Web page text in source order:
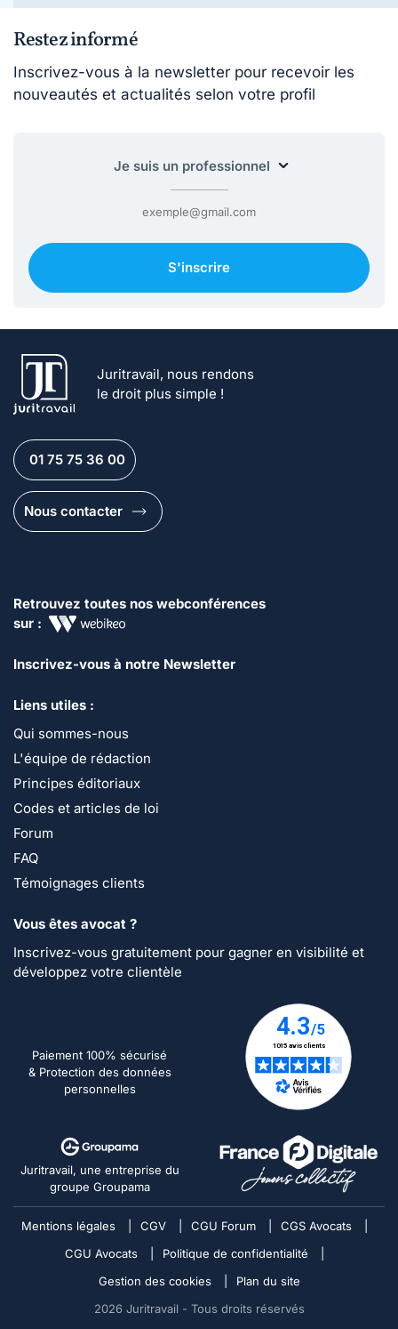
Restez informé
Inscrivez-vous à la newsletter pour recevoir les
nouveautés et actualités selon votre profil
S'inscrire
Juritravail, nous rendons
le droit plus simple !
01 75 75 36 00
Nous contacter
Retrouvez toutes nos webconférences
sur :
Inscrivez-vous à notre Newsletter
Liens utiles :
Qui sommes-nous
L'équipe de rédaction
Principes éditoriaux
Codes et articles de loi
Forum
FAQ
Témoignages clients
Vous êtes avocat ?
Inscrivez-vous gratuitement pour gagner en visibilité et
développez votre clientèle
Paiement 100% sécurisé
& Protection des données
personnelles
Juritravail, une entreprise du
groupe Groupama
Mentions légales CGV CGU Forum CGS Avocats
CGU Avocats
Politique de confidentialité
Gestion des cookies
Plan du site
2026 Juritravail - Tous droits réservés